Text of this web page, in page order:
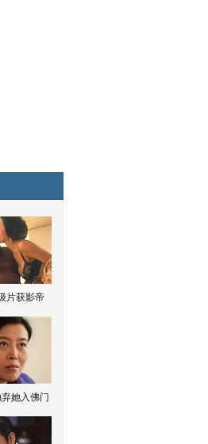
片获影帝
她入佛门